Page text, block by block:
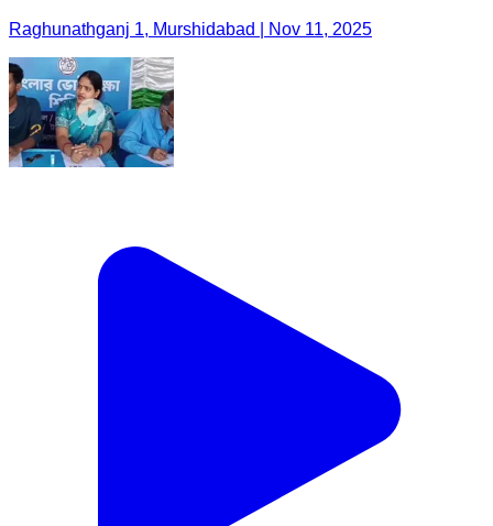
Raghunathganj 1, Murshidabad | Nov 11, 2025